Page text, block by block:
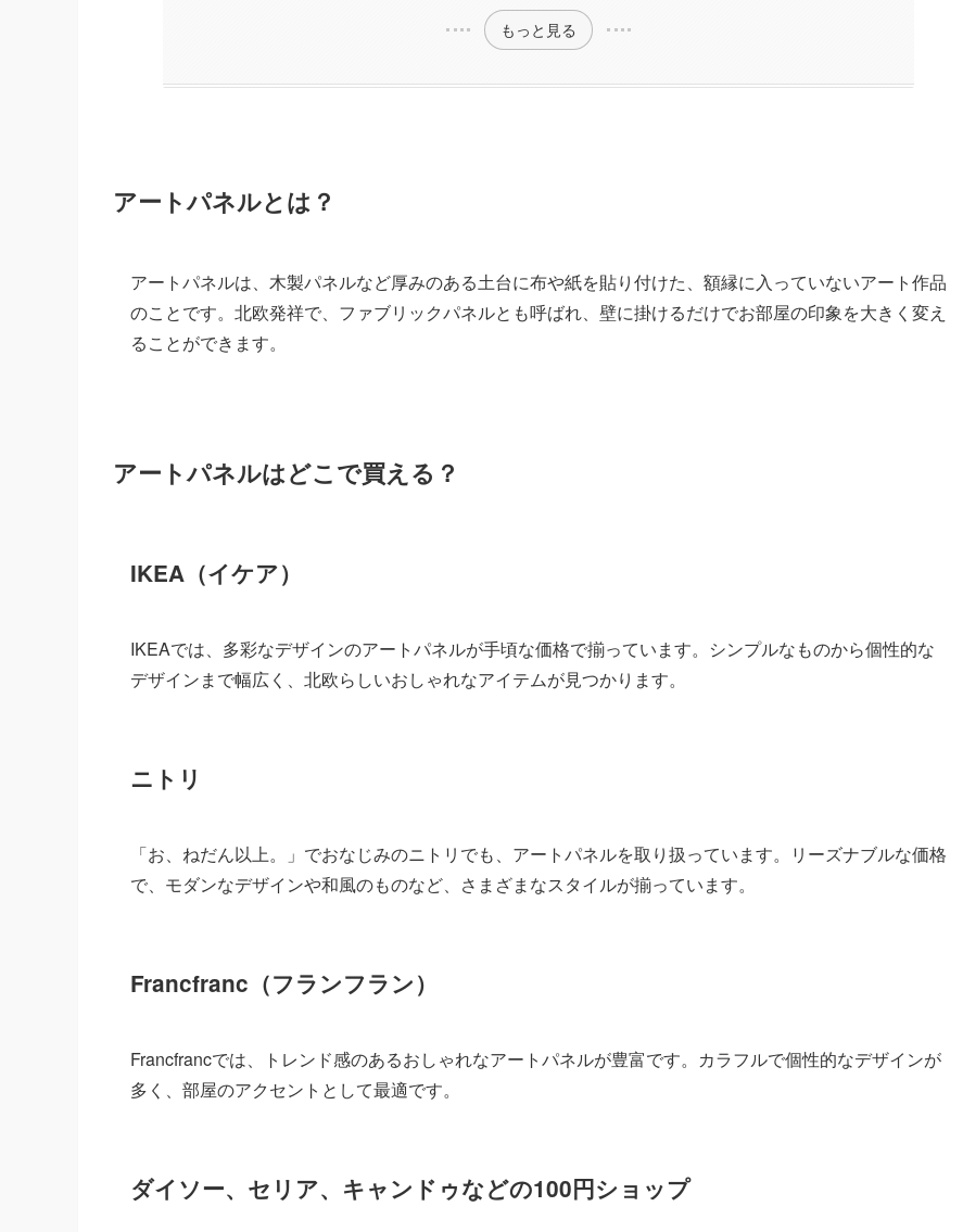
もっと見る
アートパネルとは？
アートパネルは、木製パネルなど厚みのある土台に布や紙を貼り付けた、額縁に入っていないアート作品
のことです。北欧発祥で、ファブリックパネルとも呼ばれ、壁に掛けるだけでお部屋の印象を大きく変え
ることができます。
アートパネルはどこで買える？
IKEA（イケア）
IKEAでは、多彩なデザインのアートパネルが手頃な価格で揃っています。シンプルなものから個性的な
デザインまで幅広く、北欧らしいおしゃれなアイテムが見つかります。
ニトリ
「お、ねだん以上。」でおなじみのニトリでも、アートパネルを取り扱っています。リーズナブルな価格
で、モダンなデザインや和風のものなど、さまざまなスタイルが揃っています。
Francfranc（フランフラン）
Francfrancでは、トレンド感のあるおしゃれなアートパネルが豊富です。カラフルで個性的なデザインが
多く、部屋のアクセントとして最適です。
ダイソー、セリア、キャンドゥなどの100円ショップ